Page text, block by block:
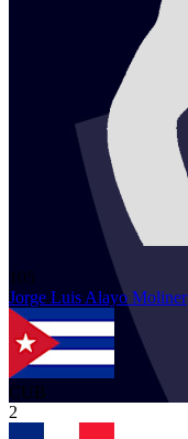
105
Jorge Luis Alayo Moliner
CUB
2